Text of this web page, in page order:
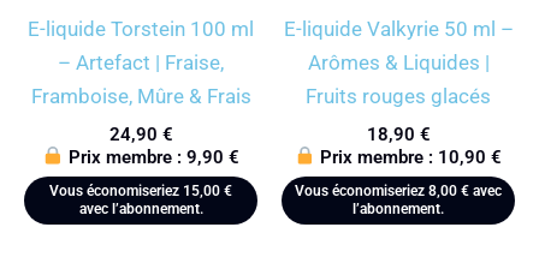
E-liquide Torstein 100 ml
– Artefact | Fraise,
Framboise, Mûre & Frais
24,90 €
Prix membre : 9,90 €
Vous économiseriez 15,00 €
avec l’abonnement.
E-liquide Valkyrie 50 ml –
Arômes & Liquides |
Fruits rouges glacés
18,90 €
Prix membre : 10,90€
Vous économiseriez 8,00 € avec
l’abonnement.